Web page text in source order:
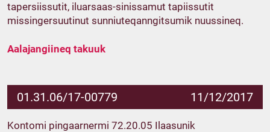
tapersiissutit, iluarsaas-sinissamut tapiissutit
missingersuutinut sunniuteqanngitsumik nuussineq.
Aalajangiineq takuuk
01.31.06/17-00779 11/12/2017
Kontomi pingaarnermi 72.20.05 Ilaasunik